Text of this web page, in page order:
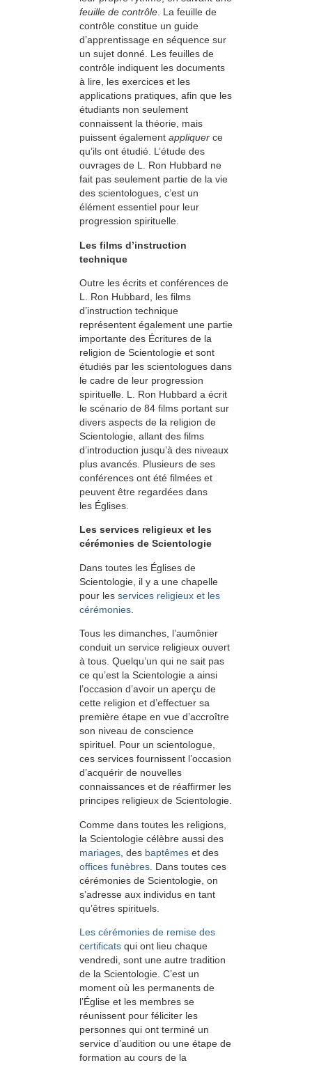
feuille de contrôle. La feuille de
contrôle constitue un guide
d’apprentissage en séquence sur
un sujet donné. Les feuilles de
contrôle indiquent les documents
à lire, les exercices et les
applications pratiques, afin que les
étudiants non seulement
connaissent la théorie, mais
puissent également appliquer ce
qu’ils ont étudié. L’étude des
ouvrages de L. Ron Hubbard ne
fait pas seulement partie de la vie
des scientologues, c’est un
élément essentiel pour leur
progression spirituelle.
Les films d’instruction
technique
Outre les écrits et conférences de
L. Ron Hubbard, les films
d’instruction technique
représentent également une partie
importante des Écritures de la
religion de Scientologie et sont
étudiés par les scientologues dans
le cadre de leur progression
spirituelle. L. Ron Hubbard a écrit
le scénario de 84 films portant sur
divers aspects de la religion de
Scientologie, allant des films
d’introduction jusqu’à des niveaux
plus avancés. Plusieurs de ses
conférences ont été filmées et
peuvent être regardées dans
les Églises.
Les services religieux et les
cérémonies de Scientologie
Dans toutes les Églises de
Scientologie, il y a une chapelle
pour les services religieux et les
cérémonies
Tous les dimanches, l’aumônier
conduit un service religieux ouvert
à tous. Quelqu’un qui ne sait pas
ce qu’est la Scientologie a ainsi
l’occasion d’avoir un aperçu de
cette religion et d’effectuer sa
première étape en vue d’accroître
son niveau de conscience
spirituel. Pour un scientologue,
ces services fournissent l’occasion
d’acquérir de nouvelles
connaissances et de réaffirmer les
principes religieux de Scientologie.
Comme dans toutes les religions,
la Scientologie célèbre aussi des
mariages , des baptêmes et des
offices funèbres . Dans toutes ces
cérémonies de Scientologie, on
s’adresse aux individus en tant
qu’êtres spirituels.
Les cérémonies de remise des
certificats qui ont lieu chaque
vendredi, sont une autre tradition
de la Scientologie. C’est un
moment où les permanents de
l’Église et les membres se
réunissent pour féliciter les
personnes qui ont terminé un
service d’audition ou une étape de
formation au cours de la